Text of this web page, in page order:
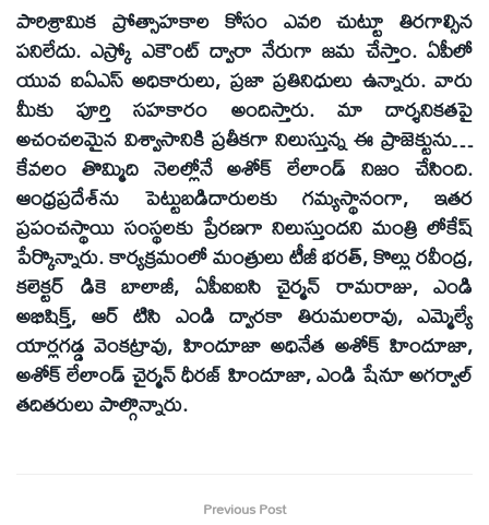
పారిశ్రామిక ప్రోత్సాహకాల కోసం ఎవరి చుట్టూ తిరగాల్సిన
పనిలేదు. ఎస్క్రో ఎకౌంట్‌ ద్వారా నేరుగా జమ చేస్తాం. ఏపీలో
యువ ఐఏఎస్‌ అధికారులు, ప్రజా ప్రతినిధులు ఉన్నారు. వారు
మీకు పూర్తి సహకారం అందిస్తారు. మా దార్శనికతపై
అచంచలమైన విశ్వాసానికి ప్రతీకగా నిలుస్తున్న ఈ ప్రాజెక్టును…
కేవలం తొమ్మిది నెలల్లోనే అశోక్‌ లేలాండ్‌ నిజం చేసింది.
ఆంధ్రప్రదేశ్‌ను పెట్టుబడిదారులకు గమ్యస్థానంగా, ఇతర
ప్రపంచస్థాయి సంస్థలకు ప్రేరణగా నిలుస్తుందని మంత్రి లోకేష్‌
పేర్కొన్నారు. కార్యక్రమంలో మంత్రులు టీజీ భరత్‌, కొల్లు రవీంద్ర,
కలెక్టర్‌ డికె బాలాజీ, ఏపీఐఐసి చైర్మన్‌ రామరాజు, ఎండి
అభిషిక్త్‌, ఆర్‌ టిసి ఎండి ద్వారకా తిరుమలరావు, ఎమ్మెల్యే
యార్లగడ్డ వెంకట్రావు, హిందూజా అధినేత అశోక్‌ హిందూజా,
అశోక్‌ లేలాండ్‌ చైర్మన్‌ ధీరజ్‌ హిందూజా, ఎండి షేనూ అగర్వాల్‌
తదితరులు పాల్గొన్నారు.
Previous Post